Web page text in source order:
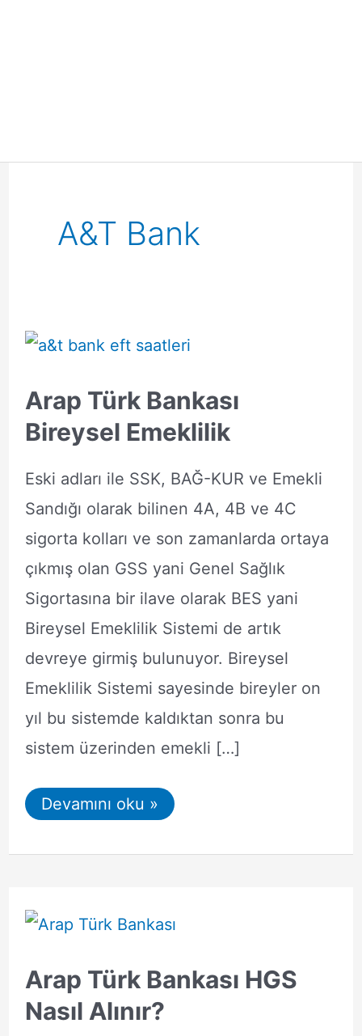
A&T Bank
Arap Türk Bankası
Bireysel Emeklilik
Eski adları ile SSK, BAĞ-KUR ve Emekli
Sandığı olarak bilinen 4A, 4B ve 4C
sigorta kolları ve son zamanlarda ortaya
çıkmış olan GSS yani Genel Sağlık
Sigortasına bir ilave olarak BES yani
Bireysel Emeklilik Sistemi de artık
devreye girmiş bulunuyor. Bireysel
Emeklilik Sistemi sayesinde bireyler on
yıl bu sistemde kaldıktan sonra bu
sistem üzerinden emekli […]
Arap
Türk
Bireysel
Devamını oku »
Arap Türk Bankası HGS
Nasıl Alınır?